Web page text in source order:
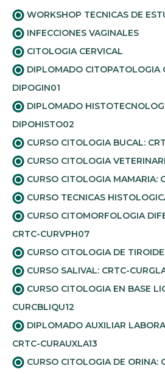
WORKSHOP TECNICAS DE
INFECCIONES VAGINALES
CITOLOGIA CERVICAL
DIPLOMADO CITOPATOLOGIA
DIPOGIN01
DIPLOMADO
DIPOHISTO02
CURSO CITOLOGIA BUCAL:
CURSO CITOLOGIA
CURSO CITOLOGIA MAMARIA:
CURSO TECNICAS
CURSO CITOMORFOLOGIA
CRTC-CURVPH07
CURSO CITOLOGIA DE
CURSO SALIVAL: CRTC-
CURSO CITOLOGIA EN BASE
CURCBLIQU12
DIPLOMADO AUXILIAR
CRTC-CURAUXLA13
CURSO CITOLOGIA DE ORINA: